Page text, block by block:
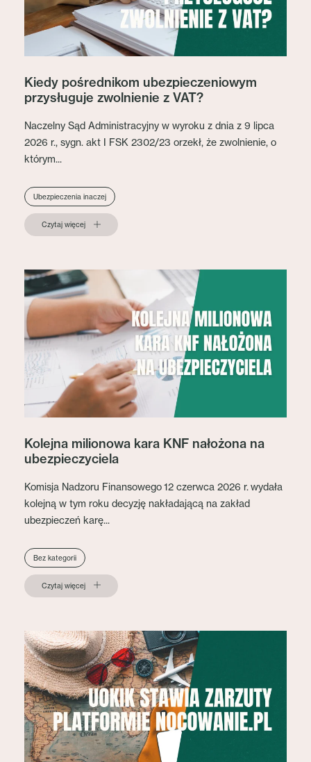
Kiedy pośrednikom ubezpieczeniowym
przysługuje zwolnienie z VAT?
Naczelny Sąd Administracyjny w wyroku z dnia z 9 lipca
2026 r., sygn. akt I FSK 2302/23 orzekł, że zwolnienie, o
którym...
Ubezpieczenia inaczej
Czytaj więcej
Kolejna milionowa kara KNF nałożona na
ubezpieczyciela
Komisja Nadzoru Finansowego 12 czerwca 2026 r. wydała
kolejną w tym roku decyzję nakładającą na zakład
ubezpieczeń karę...
Bez kategorii
Czytaj więcej